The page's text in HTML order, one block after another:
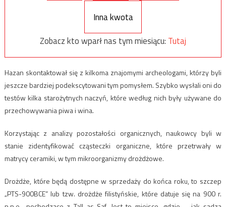
Inna kwota
Zobacz kto wparł nas tym miesiącu: Tutaj
Hazan skontaktował się z kilkoma znajomymi archeologami, którzy byli
jeszcze bardziej podekscytowani tym pomysłem. Szybko wysłali oni do
testów kilka starożytnych naczyń, które według nich były używane do
przechowywania piwa i wina.
Korzystając z analizy pozostałości organicznych, naukowcy byli w
stanie zidentyfikować cząsteczki organiczne, które przetrwały w
matrycy ceramiki, w tym mikroorganizmy drożdżowe.
Drożdże, które będą dostępne w sprzedaży do końca roku, to szczep
„PTS-900BCE” lub tzw. drożdże filistyńskie, które datuje się na 900 r.